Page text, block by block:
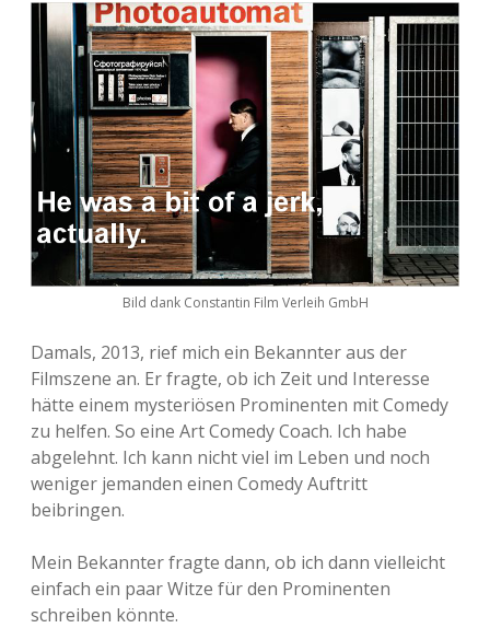
Bild dank Constantin Film Verleih GmbH
Damals, 2013, rief mich ein Bekannter aus der
Filmszene an. Er fragte, ob ich Zeit und Interesse
hätte einem mysteriösen Prominenten mit Comedy
zu helfen. So eine Art Comedy Coach. Ich habe
abgelehnt. Ich kann nicht viel im Leben und noch
weniger jemanden einen Comedy Auftritt
beibringen.
Mein Bekannter fragte dann, ob ich dann vielleicht
einfach ein paar Witze für den Prominenten
schreiben könnte.